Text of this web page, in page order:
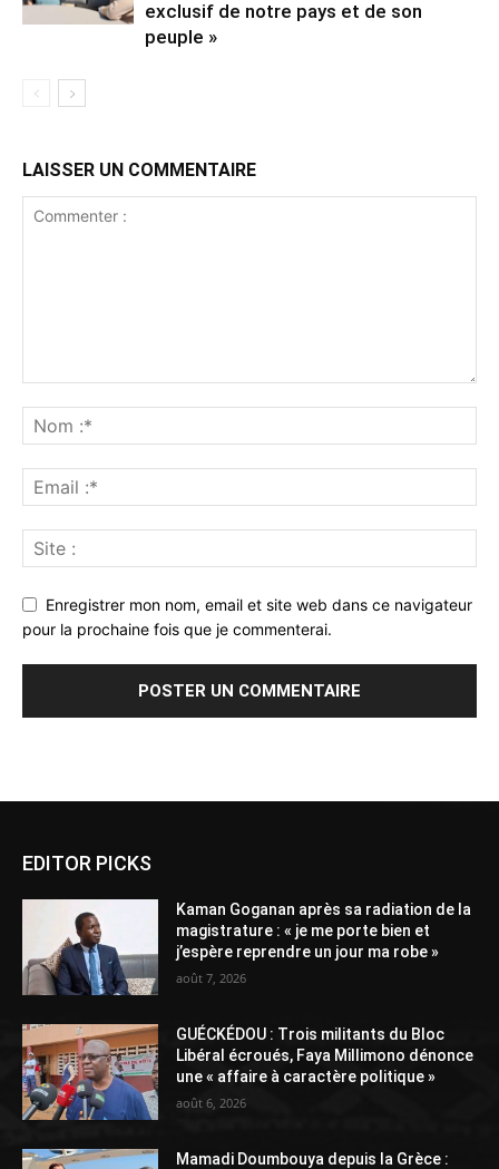
exclusif de notre pays et de son
peuple »
LAISSER UN COMMENTAIRE
Enregistrer mon nom, email et site web dans ce navigateur
pour la prochaine fois que je commenterai.
EDITOR PICKS
Kaman Goganan après sa radiation de la
magistrature : « je me porte bien et
j’espère reprendre un jour ma robe »
août 7, 2026
GUÉCKÉDOU : Trois militants du Bloc
Libéral écroués, Faya Millimono dénonce
une « affaire à caractère politique »
août 6, 2026
Mamadi Doumbouya depuis la Grèce :